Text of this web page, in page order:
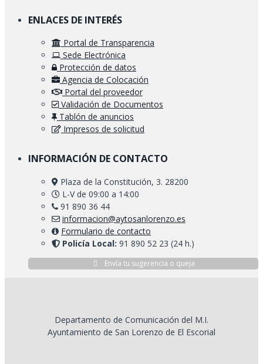
ENLACES DE INTERÉS
Portal de Transparencia
Sede Electrónica
Protección de datos
Agencia de Colocación
Portal del proveedor
Validación de Documentos
Tablón de anuncios
Impresos de solicitud
INFORMACIÓN DE CONTACTO
Plaza de la Constitución, 3. 28200
L-V de 09:00 a 14:00
91 890 36 44
informacion@aytosanlorenzo.es
Formulario de contacto
Policía Local: 91 890 52 23 (24 h.)
Envía tu sugerencia o queja
Departamento de Comunicación del M.I.
Ayuntamiento de San Lorenzo de El Escorial